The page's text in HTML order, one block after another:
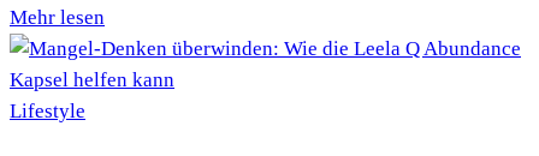
Mehr lesen
Lifestyle